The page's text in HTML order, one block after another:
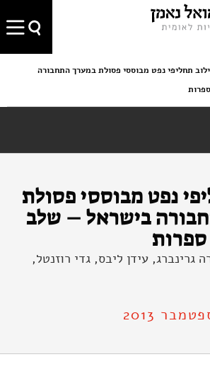
תחליפי נפט מבוססי פסולת במערך התחבורה
נפט מבוססי פסולת
בישראל – שלב
גרינברג, עידן ליבס, גדי רוזנטל,
2013